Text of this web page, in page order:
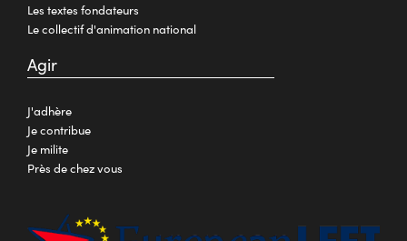
Les textes fondateurs
Le collectif d'animation national
Agir
J'adhère
Je contribue
Je milite
Près de chez vous